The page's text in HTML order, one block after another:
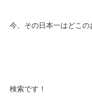
今、その日本一はどこの
検索です！